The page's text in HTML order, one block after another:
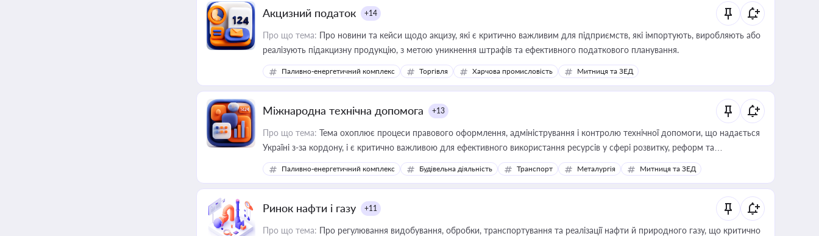
Акцизний податок +14
Про що тема: Про новини та кейси щодо акцизу, які є критично важливим для підприємств, які імпортують, виробляють або
реалізують підакцизну продукцію, з метою уникнення штрафів та ефективного податкового планування.
Паливно-енергетичний комплекс Торгівля Харчова промисловість Митниця та ЗЕД
Міжнародна технічна допомога +13
Про що тема: Тема охоплює процеси правового оформлення, адміністрування і контролю технічної допомоги, що надається
Україні з-за кордону, і є критично важливою для ефективного використання ресурсів у сфері розвитку, реформ та
інфраструктурних проєктів
Паливно-енергетичний комплекс Будівельна діяльність Транспорт Металургія Митниця та ЗЕД
Ринок нафти і газу +11
Про що тема: Про регулювання видобування, обробки, транспортування та реалізації нафти й природного газу, що критично